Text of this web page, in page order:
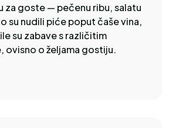
za goste — pečenu ribu, salatu
su nudili piće poput čaše vina,
su zabave s različitim
ovisno o željama gostiju.